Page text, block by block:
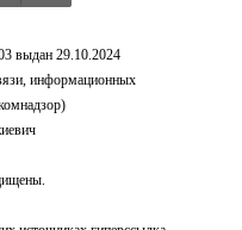
выдан 29.10.2024
информационных